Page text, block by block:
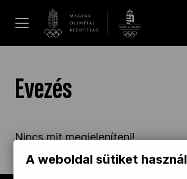
Dakar 2026
Evezés
Nincs mit megjeleníteni!
A weboldal sütiket használ